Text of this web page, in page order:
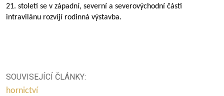
21. století se v západní, severní a severovýchodní části
intravilánu rozvíjí rodinná výstavba.
SOUVISEJÍCÍ ČLÁNKY:
hornictví